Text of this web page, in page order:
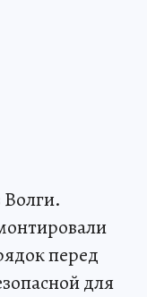
Волги.
перед
для